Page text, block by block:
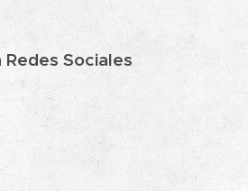
Sociales